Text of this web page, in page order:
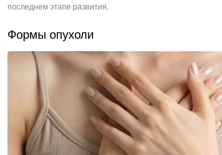
последнем этапе развития.
Формы опухоли